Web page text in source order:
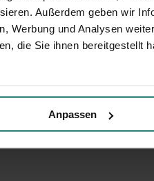
Außerdem geben wir
Werbung und Analysen
die Sie ihnen bereitgestellt
Anpassen